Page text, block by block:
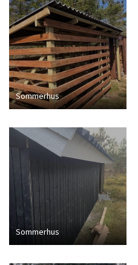
Sommerhus
Sommerhus